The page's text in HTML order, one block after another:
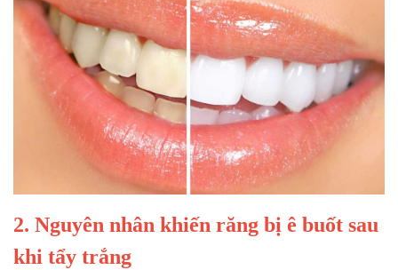
2. Nguyên nhân khiến răng bị ê buốt sau
khi tẩy trắng